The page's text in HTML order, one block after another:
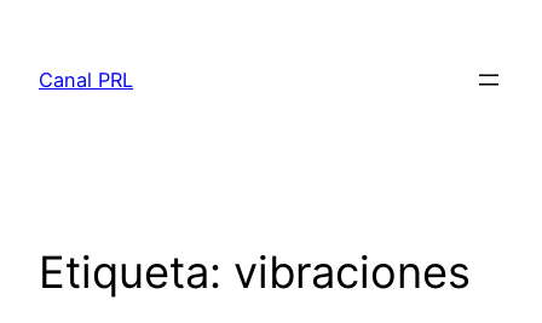
contenido
Canal PRL
Etiqueta: vibraciones